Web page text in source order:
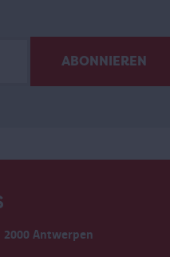
2000 Antwerpen